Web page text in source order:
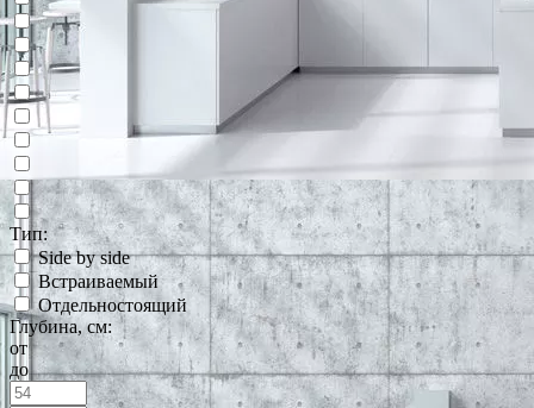
Тип:
Side by side
Встраиваемый
Отдельностоящий
Глубина, см:
от
до